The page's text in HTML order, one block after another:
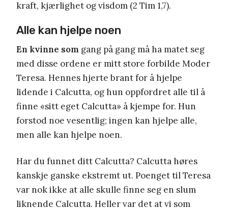
kraft, kjærlighet og visdom (2 Tim 1,7).
Alle kan hjelpe noen
En kvinne som gang på gang må ha matet seg
med disse ordene er mitt store forbilde Moder
Teresa. Hennes hjerte brant for å hjelpe
lidende i Calcutta, og hun oppfordret alle til å
finne «sitt eget Calcutta» å kjempe for. Hun
forstod noe vesentlig; ingen kan hjelpe alle,
men alle kan hjelpe noen.
Har du funnet ditt Calcutta? Calcutta høres
kanskje ganske ekstremt ut. Poenget til Teresa
var nok ikke at alle skulle finne seg en slum
liknende Calcutta. Heller var det at vi som